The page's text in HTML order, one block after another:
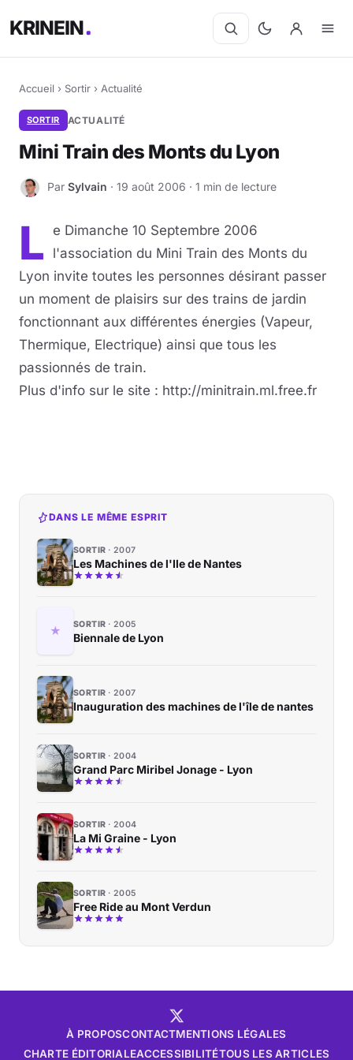
KRINEIN
Accueil › Sortir › Actualité
SORTIR ACTUALITÉ
Mini Train des Monts du Lyon
S Par Sylvain · 19 août 2006 · 1 min de lecture
L
e Dimanche 10 Septembre 2006
l'association du Mini Train des Monts du
Lyon invite toutes les personnes désirant passer
un moment de plaisirs sur des trains de jardin
fonctionnant aux différentes énergies (Vapeur,
Thermique, Electrique) ainsi que tous les
passionnés de train.
Plus d'info sur le site : http://minitrain.ml.free.fr
DANS LE MÊME ESPRIT
SORTIR 2007
Les Machines de l'Ile de Nantes
SORTIR 2005
Biennale de Lyon
SORTIR 2007
Inauguration des machines de l'île de nantes
SORTIR 2004
Grand Parc Miribel Jonage - Lyon
SORTIR 2004
La Mi Graine - Lyon
SORTIR 2005
Free Ride au Mont Verdun
À PROPOSCONTACTMENTIONS LÉGALES
CHARTE ÉDITORIALEACCESSIBILITÉTOUS LES ARTICLES